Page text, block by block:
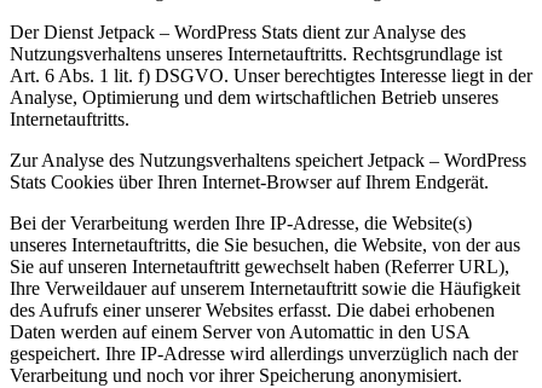
Der Dienst Jetpack – WordPress Stats dient zur Analyse des
Nutzungsverhaltens unseres Internetauftritts. Rechtsgrundlage ist
Art. 6 Abs. 1 lit. f) DSGVO. Unser berechtigtes Interesse liegt in der
Analyse, Optimierung und dem wirtschaftlichen Betrieb unseres
Internetauftritts.
Zur Analyse des Nutzungsverhaltens speichert Jetpack – WordPress
Stats Cookies über Ihren Internet-Browser auf Ihrem Endgerät.
Bei der Verarbeitung werden Ihre IP-Adresse, die Website(s)
unseres Internetauftritts, die Sie besuchen, die Website, von der aus
Sie auf unseren Internetauftritt gewechselt haben (Referrer URL),
Ihre Verweildauer auf unserem Internetauftritt sowie die Häufigkeit
des Aufrufs einer unserer Websites erfasst. Die dabei erhobenen
Daten werden auf einem Server von Automattic in den USA
gespeichert. Ihre IP-Adresse wird allerdings unverzüglich nach der
Verarbeitung und noch vor ihrer Speicherung anonymisiert.